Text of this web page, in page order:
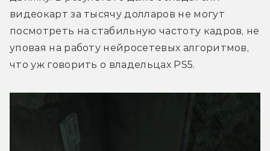
видеокарт за тысячу долларов не могут
посмотреть на стабильную частоту кадров, не
уповая на работу нейросетевых алгоритмов,
что уж говорить о владельцах PS5.